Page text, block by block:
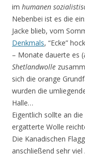
im humanen
Nebenbei ist es die
Jacke blieb, vom
Denkmals, “Ecke”
– Monate dauerte es
Shetlandwolle
sich die orange
wurden die
Halle…
Eigentlich sollte an
ergatterte Wolle
Die Kanadischen
anschließend sehr viel